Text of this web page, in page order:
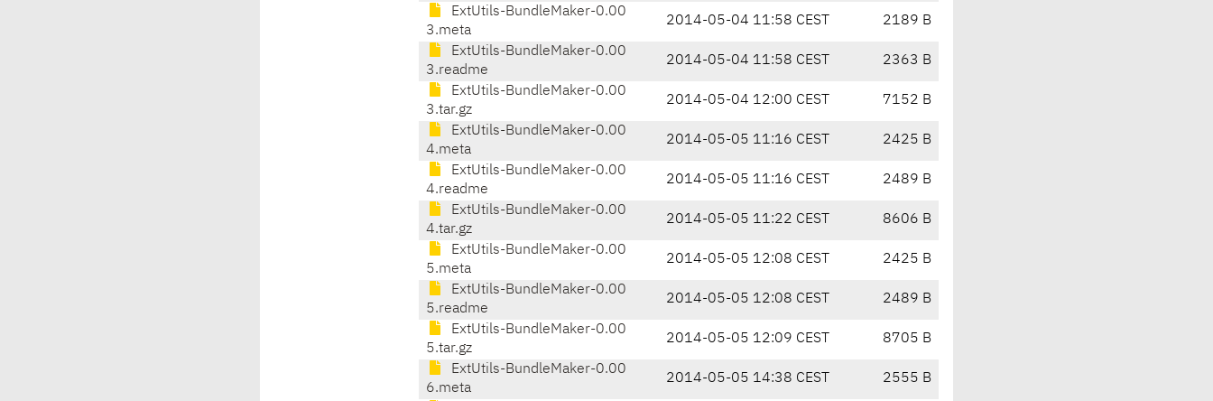
ExtUtils-BundleMaker-0.00
3.meta
2014-05-04 11:58 CEST 2189 B
ExtUtils-BundleMaker-0.00
3.readme
2014-05-04 11:58 CEST 2363 B
ExtUtils-BundleMaker-0.00
3.tar.gz
2014-05-04 12:00 CEST 7152 B
ExtUtils-BundleMaker-0.00
4.meta
2014-05-05 11:16 CEST 2425 B
ExtUtils-BundleMaker-0.00
4.readme
2014-05-05 11:16 CEST 2489 B
ExtUtils-BundleMaker-0.00
4.tar.gz
2014-05-05 11:22 CEST 8606 B
ExtUtils-BundleMaker-0.00
5.meta
2014-05-05 12:08 CEST 2425 B
ExtUtils-BundleMaker-0.00
5.readme
2014-05-05 12:08 CEST 2489 B
ExtUtils-BundleMaker-0.00
5.tar.gz
2014-05-05 12:09 CEST 8705 B
ExtUtils-BundleMaker-0.00
6.meta
2014-05-05 14:38 CEST 2555 B